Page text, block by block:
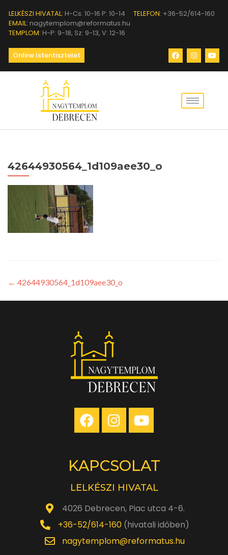
LELKÉSZI HIVATAL: H-Cs: 10-16 P: 10-14 TELEFON: +36-52/614-160
EMAIL: nagytemplom@reformatus.hu
TEMPLOM: H-P: 9-18, Sz: 9-13, V: 12-16
Online Istentisztelet
42644930564_1d109aee30_o
← 42644930564_1d109aee30_o
KAPCSOLAT
LELKÉSZI HIVATAL
4026 Debrecen, Piac utca 4-6.
+36-52/614-160(hivatali időben)
nagytemplom@reformatus.hu